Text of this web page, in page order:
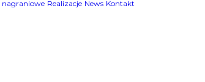
nagraniowe Realizacje News Kontakt